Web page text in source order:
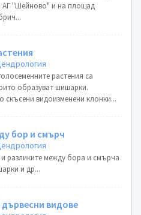
АГ "Шейново" и на площад
растения са
образуват шишарки.
скъсени видоизменени клонки...
бор и смърч
и разликите между бора и смърча
и др...
видове